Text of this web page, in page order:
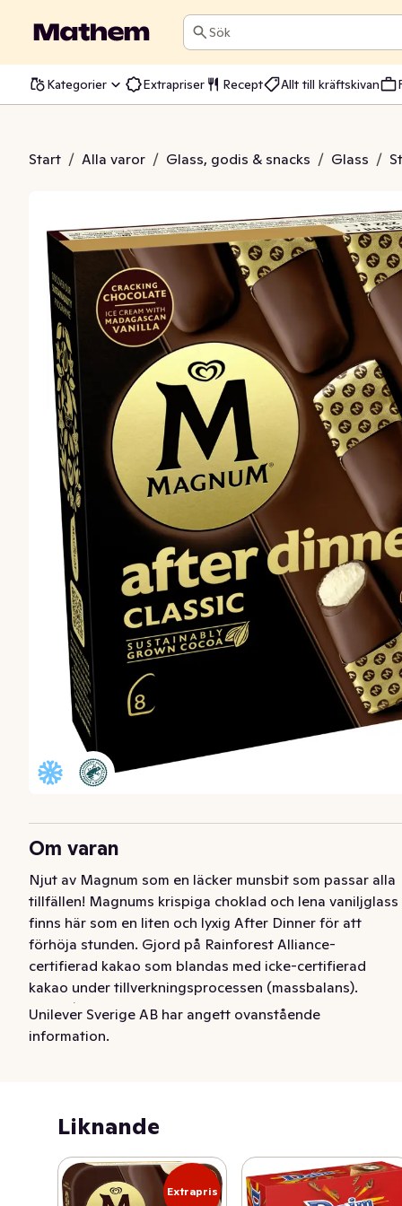
Sök
Kategorier Extrapriser Recept Allt till kräftskivan
Start / Alla varor / Glass, godis & snacks / Glass /
Dinner Classic
Om varan
Njut av Magnum som en läcker munsbit som passar alla
tillfällen! Magnums krispiga choklad och lena vaniljglass
finns här som en liten och lyxig After Dinner för att
förhöja stunden. Gjord på Rainforest Alliance-
certifierad kakao som blandas med icke-certifierad
kakao under tillverkningsprocessen (massbalans).
ra.org/mb. Förpackningen innehåller åtta härliga
glassbitar, suveräna att servera efter maten eller till
utan glädje är en förlorad dag, eftersom lycka och
njutning gör livet värt att leva. Magnum uppmanar
därför alla att ta sig tid och unna sig själva lite lyx.  Glöm
inte att glassen ska förvaras vid -18°C eller kallare för
bästa upplevelse.   När varenda detalj räknas blir
Unilever Sverige AB har angett ovanstående
information.
Liknande
Extrapris